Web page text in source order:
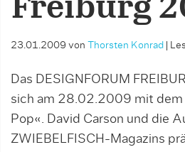
Freiburg
23.01.2009 von Thorsten Konrad
Das DESIGNFORUM
sich am 28.02.2009 mit dem
Pop«. David Carson und die
ZWIEBELFISCH-Magazins